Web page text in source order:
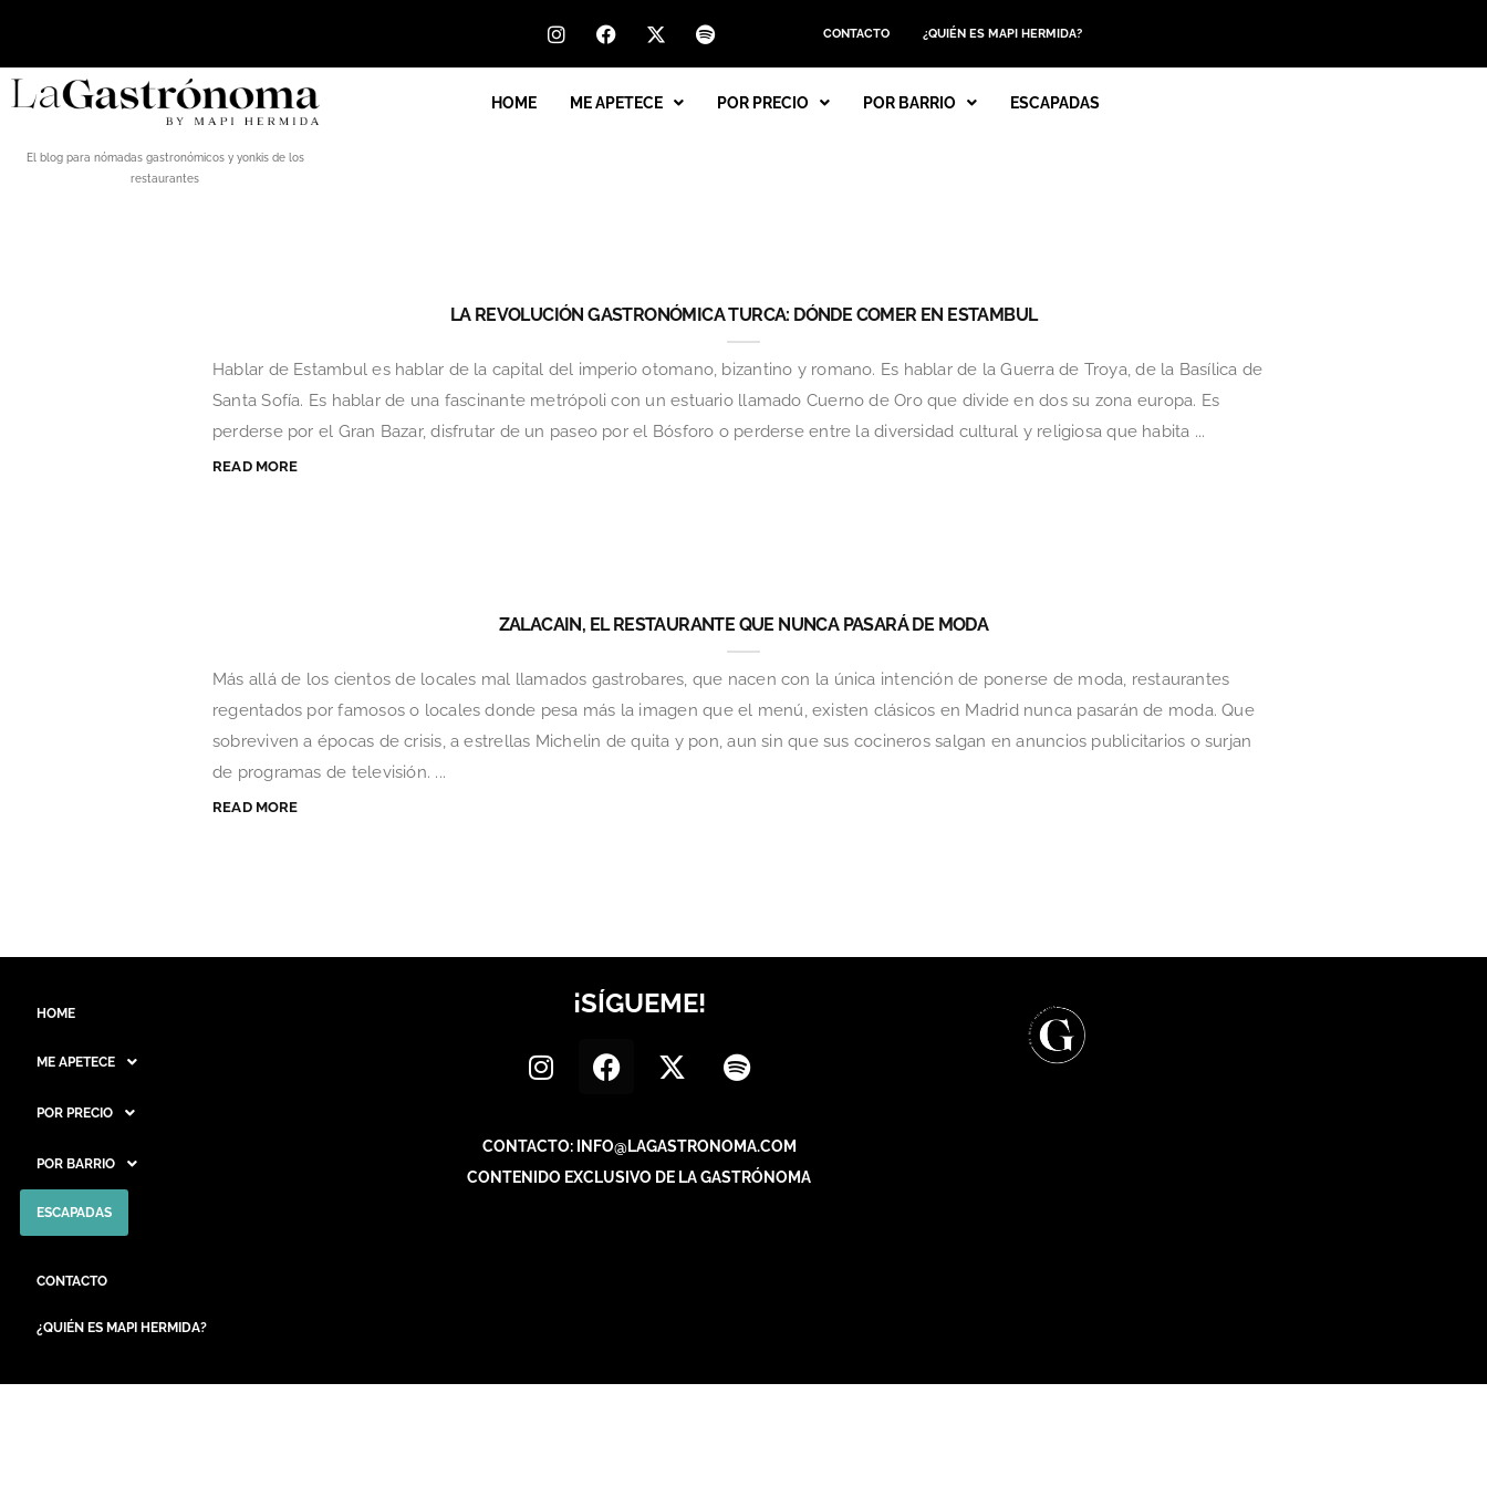
CONTACTO ¿QUIÉN ES MAPI HERMIDA?
El blog para nómadas gastronómicos y yonkis de los
restaurantes
HOME ME APETECE POR PRECIO POR BARRIO ESCAPADAS
LA REVOLUCIÓN GASTRONÓMICA TURCA: DÓNDE COMER EN ESTAMBUL
Hablar de Estambul es hablar de la capital del imperio otomano, bizantino y romano. Es hablar de la Guerra de Troya, de la Basílica de
Santa Sofía. Es hablar de una fascinante metrópoli con un estuario llamado Cuerno de Oro que divide en dos su zona europa. Es
perderse por el Gran Bazar, disfrutar de un paseo por el Bósforo o perderse entre la diversidad cultural y religiosa que habita ...
READ MORE
ZALACAIN, EL RESTAURANTE QUE NUNCA PASARÁ DE MODA
Más allá de los cientos de locales mal llamados gastrobares, que nacen con la única intención de ponerse de moda, restaurantes
regentados por famosos o locales donde pesa más la imagen que el menú, existen clásicos en Madrid nunca pasarán de moda. Que
sobreviven a épocas de crisis, a estrellas Michelin de quita y pon, aun sin que sus cocineros salgan en anuncios publicitarios o surjan
de programas de televisión. ...
READ MORE
HOME
ME APETECE
POR PRECIO
POR BARRIO
ESCAPADAS
CONTACTO
¿QUIÉN ES MAPI HERMIDA?
¡SÍGUEME!
CONTACTO: INFO@LAGASTRONOMA.COM
CONTENIDO EXCLUSIVO DE LA GASTRÓNOMA